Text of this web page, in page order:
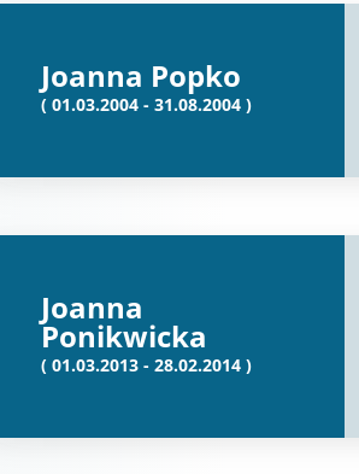
Joanna Popko
( 01.03.2004 - 31.08.2004 )
Joanna
Ponikwicka
( 01.03.2013 - 28.02.2014 )